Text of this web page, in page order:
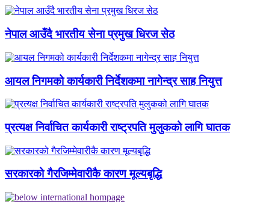
नेपाल आउँदै भारतीय सेना प्रमुख धिरज सेठ
आयल निगमको कार्यकारी निर्देशकमा नागेन्द्र साह नियुत्त
प्रत्यक्ष निर्वाचित कार्यकारी राष्ट्रपति मुलुकको लागि घातक
सरकारको गैरजिम्मेवारीकै कारण मूल्यबृद्धि